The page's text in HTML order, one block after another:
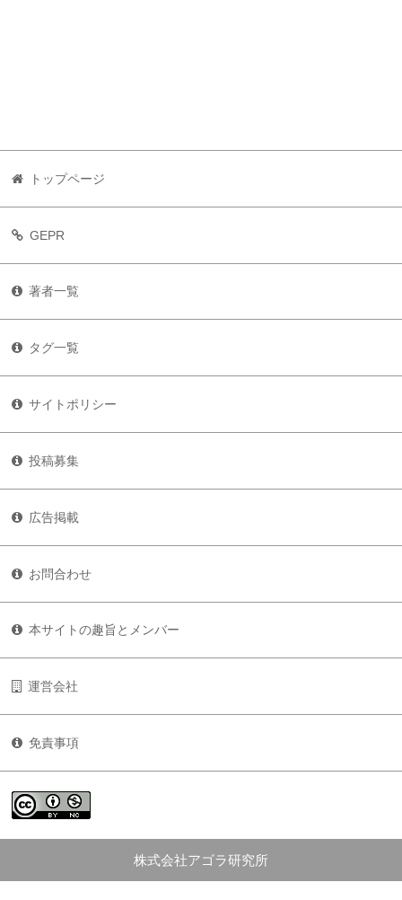
トップページ
GEPR
著者一覧
タグ一覧
サイトポリシー
投稿募集
広告掲載
お問合わせ
本サイトの趣旨とメンバー
運営会社
免責事項
株式会社アゴラ研究所